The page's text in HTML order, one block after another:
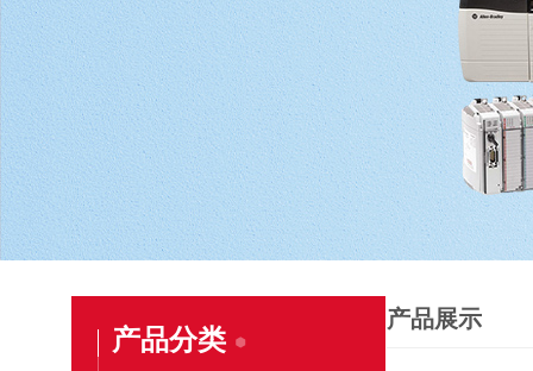
产品分类
产品展示